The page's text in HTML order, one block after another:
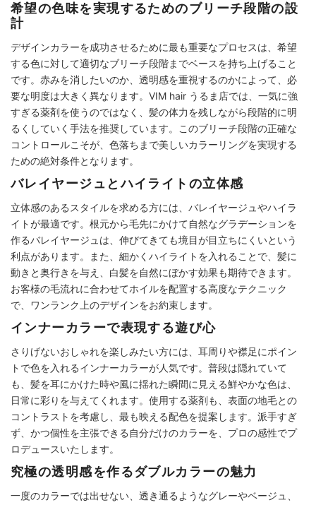
希望の色味を実現するためのブリーチ段階の設
計
デザインカラーを成功させるために最も重要なプロセスは、希望
する色に対して適切なブリーチ段階までベースを持ち上げること
です。赤みを消したいのか、透明感を重視するのかによって、必
要な明度は大きく異なります。VIM hair うるま店では、一気に強
すぎる薬剤を使うのではなく、髪の体力を残しながら段階的に明
るくしていく手法を推奨しています。このブリーチ段階の正確な
コントロールこそが、色落ちまで美しいカラーリングを実現する
ための絶対条件となります。
バレイヤージュとハイライトの立体感
立体感のあるスタイルを求める方には、バレイヤージュやハイラ
イトが最適です。根元から毛先にかけて自然なグラデーションを
作るバレイヤージュは、伸びてきても境目が目立ちにくいという
利点があります。また、細かくハイライトを入れることで、髪に
動きと奥行きを与え、白髪を自然にぼかす効果も期待できます。
お客様の毛流れに合わせてホイルを配置する高度なテクニック
で、ワンランク上のデザインをお約束します。
インナーカラーで表現する遊び心
さりげないおしゃれを楽しみたい方には、耳周りや襟足にポイン
トで色を入れるインナーカラーが人気です。普段は隠れていて
も、髪を耳にかけた時や風に揺れた瞬間に見える鮮やかな色は、
日常に彩りを与えてくれます。使用する薬剤も、表面の地毛との
コントラストを考慮し、最も映える配色を提案します。派手すぎ
ず、かつ個性を主張できる自分だけのカラーを、プロの感性でプ
ロデュースいたします。
究極の透明感を作るダブルカラーの魅力
一度のカラーでは出せない、透き通るようなグレーやベージュ、